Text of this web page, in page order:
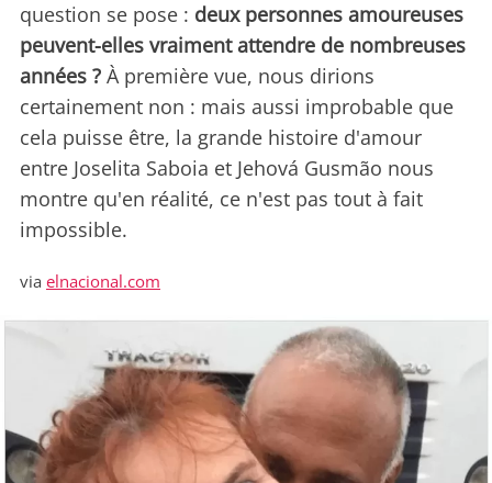
question se pose : deux personnes amoureuses
peuvent-elles vraiment attendre de nombreuses
années ? À première vue, nous dirions
certainement non : mais aussi improbable que
cela puisse être, la grande histoire d'amour
entre Joselita Saboia et Jehová Gusmão nous
montre qu'en réalité, ce n'est pas tout à fait
impossible.
via elnacional.com